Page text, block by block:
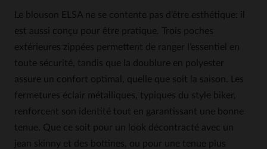
Le blouson ELSA ne se contente pas d’être esthétique: il
est aussi conçu pour être pratique. Trois poches
extérieures zippées permettent de ranger l’essentiel en
toute sécurité, tandis que la doublure en polyester
assure un confort optimal, quelle que soit la saison. Les
fermetures éclair métalliques, typiques du style biker,
renforcent son identité tout en garantissant une bonne
tenue. Que ce soit pour un look décontracté avec un
jean skinny et des bottines, ou pour une tenue plus